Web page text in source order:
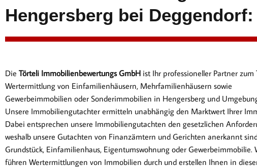
Hengersberg bei Deggendorf:
Die Törteli Immobilienbewertungs GmbH ist Ihr professioneller Partner zum
Wertermittlung von Einfamilienhäusern, Mehrfamilienhäusern sowie
Gewerbeimmobilien oder Sonderimmobilien in Hengersberg und
Unsere Immobiliengutachter ermitteln unabhängig den Marktwert Ihrer
Dabei entsprechen unsere Immobiliengutachten den gesetzlichen
weshalb unsere Gutachten von Finanzämtern und Gerichten anerkannt
Grundstück, Einfamilienhaus, Eigentumswohnung oder Gewerbeimmobilie.
führen Wertermittlungen von Immobilien durch und erstellen Ihnen in